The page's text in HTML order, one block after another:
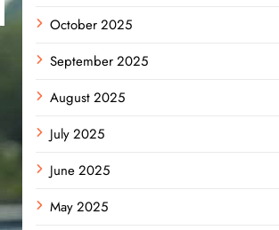
October 2025
September 2025
August 2025
July 2025
June 2025
May 2025